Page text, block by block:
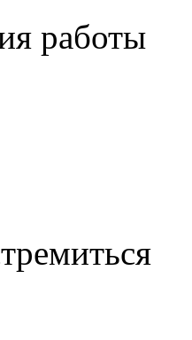
работы